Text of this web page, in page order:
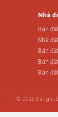
Nhà
Bán
Nhà
Bán
Bán
Bán
© 2026